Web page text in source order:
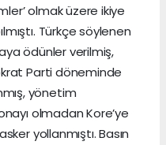
olmak üzere ikiye
Türkçe söylenen
ödünler verilmiş,
Parti döneminde
yönetim
olmadan Kore’ye
yollanmıştı. Basın